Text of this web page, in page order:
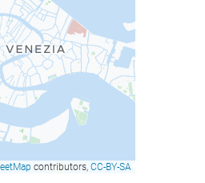
contributors, CC-BY-SA